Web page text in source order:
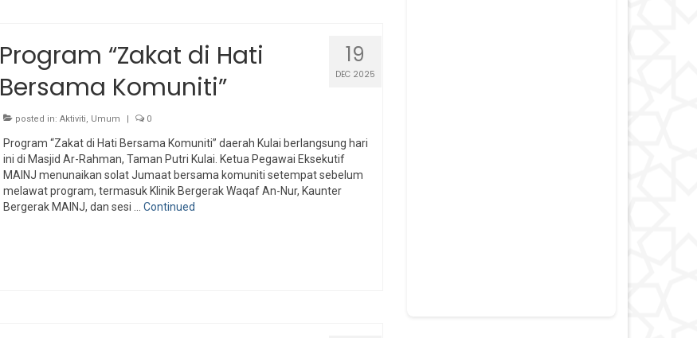
19
DEC 2025
Program “Zakat di Hati
Bersama Komuniti”
posted in: Aktiviti, Umum 0
Program “Zakat di Hati Bersama Komuniti” daerah Kulai berlangsung hari
ini di Masjid Ar-Rahman, Taman Putri Kulai. Ketua Pegawai Eksekutif
MAINJ menunaikan solat Jumaat bersama komuniti setempat sebelum
melawat program, termasuk Klinik Bergerak Waqaf An-Nur, Kaunter
Bergerak MAINJ, dan sesi … Continued